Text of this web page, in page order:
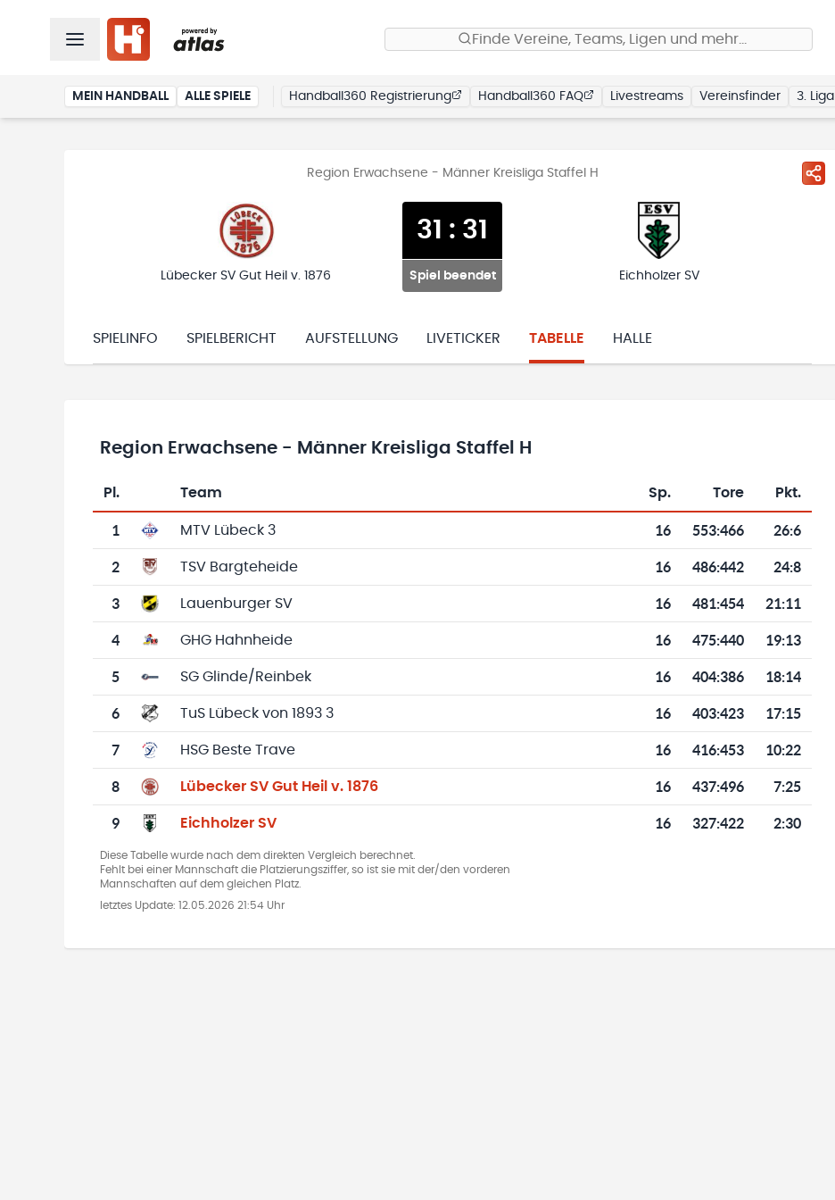
Finde Vereine, Teams, Ligen und mehr…
MEIN HANDBALL ALLE SPIELE Handball360 Registrierung Handball360 FAQ Livestreams Vereinsfinder 3. Liga
Region Erwachsene - Männer Kreisliga Staffel H
Lübecker SV Gut Heil v. 1876
31 : 31
Spiel beendet Eichholzer SV
SPIELINFO SPIELBERICHT AUFSTELLUNG LIVETICKER TABELLE HALLE
Region Erwachsene - Männer Kreisliga Staffel H
Tabelle mit Vereinsplatzierungen, Spielen, Toren und Punkten
Pl. Team Sp. Tore Pkt.
1 MTV Lübeck 3 16 553:466 26:6
2 TSV Bargteheide 16 486:442 24:8
3 Lauenburger SV 16 481:454 21:11
4 GHG Hahnheide 16 475:440 19:13
5 SG Glinde/Reinbek 16 404:386 18:14
6 TuS Lübeck von 1893 3 16 403:423 17:15
7 HSG Beste Trave 16 416:453 10:22
8 Lübecker SV Gut Heil v. 1876 16 437:496 7:25
9 Eichholzer SV 16 327:422 2:30
Diese Tabelle wurde nach dem direkten Vergleich berechnet.
Fehlt bei einer Mannschaft die Platzierungsziffer, so ist sie mit der/den vorderen
Mannschaften auf dem gleichen Platz.
letztes Update: 12.05.2026 21:54 Uhr